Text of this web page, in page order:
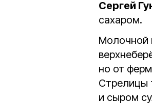
Сергей
сахаром.
Молочной
но от
Стрелицы
и сыром